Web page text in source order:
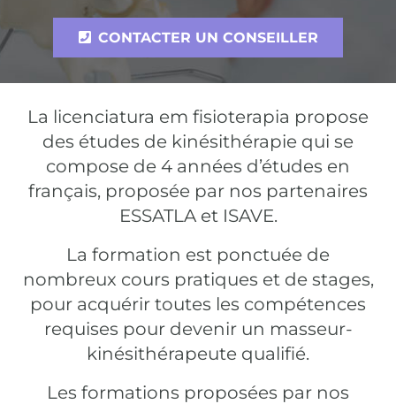
CONTACTER UN CONSEILLER
La licenciatura em fisioterapia propose
des études de kinésithérapie qui se
compose de 4 années d’études en
français, proposée par nos partenaires
ESSATLA et ISAVE.
La formation est ponctuée de
nombreux cours pratiques et de stages,
pour acquérir toutes les compétences
requises pour devenir un masseur-
kinésithérapeute qualifié.
Les formations proposées par nos